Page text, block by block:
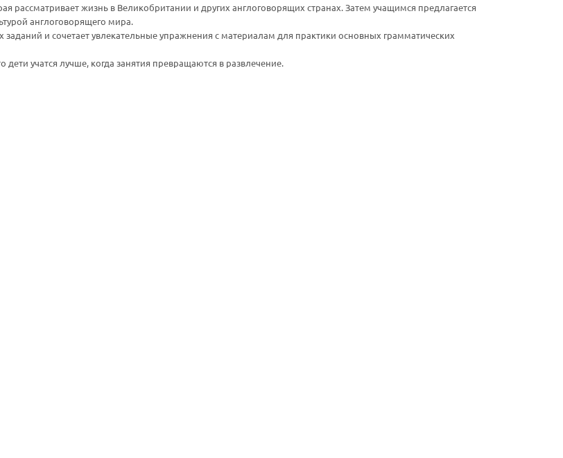
рассматривает жизнь в Великобритании и других англоговорящих странах. Затем учащимся предлагается
англоговорящего мира.
и сочетает увлекательные упражнения с материалам для практики основных грамматических
учатся лучше, когда занятия превращаются в развлечение.